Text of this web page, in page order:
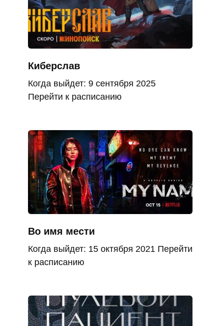
Киберслав
Когда выйдет: 9 сентября 2025
Перейти к расписанию
Во имя мести
Когда выйдет: 15 октября 2021 Перейти
к расписанию